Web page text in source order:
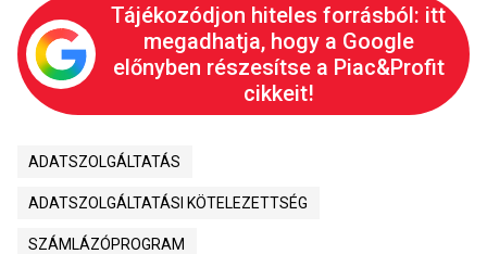
Tájékozódjon hiteles forrásból: itt
megadhatja, hogy a Google
előnyben részesítse a Piac&Profit
cikkeit!
ADATSZOLGÁLTATÁS
ADATSZOLGÁLTATÁSI KÖTELEZETTSÉG
SZÁMLÁZÓPROGRAM